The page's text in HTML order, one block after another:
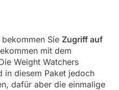
Sie Zugriff auf
mit dem
Weight Watchers
in diesem Paket jedoch
dafür aber die einmalige